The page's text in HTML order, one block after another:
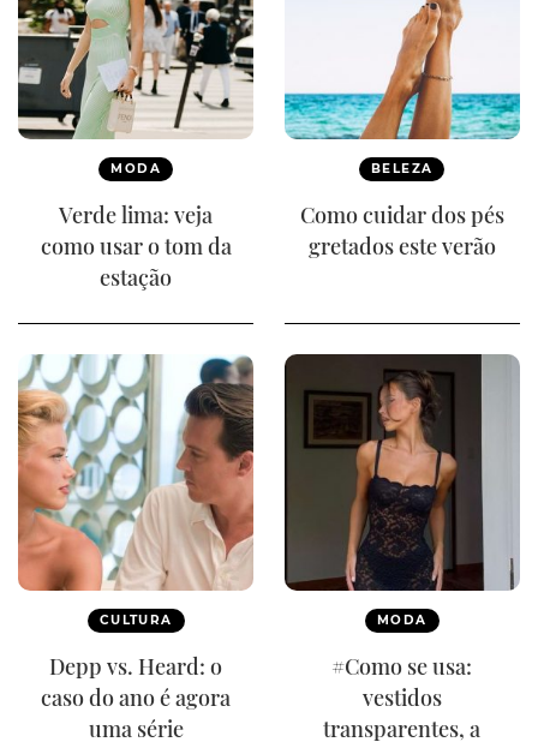
MODA
Verde lima: veja
como usar o tom da
estação
BELEZA
Como cuidar dos pés
gretados este verão
CULTURA
Depp vs. Heard: o
caso do ano é agora
uma série
MODA
#Como se usa:
vestidos
transparentes, a